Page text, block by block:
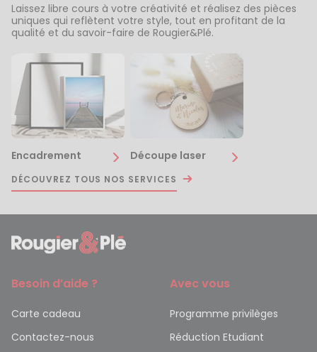
Laissez libre cours à votre créativité et réalisez des pièces
uniques qui reflètent votre style, tout en profitant de la
qualité et du savoir-faire de Rougier&Plé.
Encadrement Découpe laser
DÉCOUVREZ TOUS NOS SERVICES
Besoin d’aide ?
Carte cadeau
Contactez-nous
Avec vous
Programme privilèges
Réduction Etudiant